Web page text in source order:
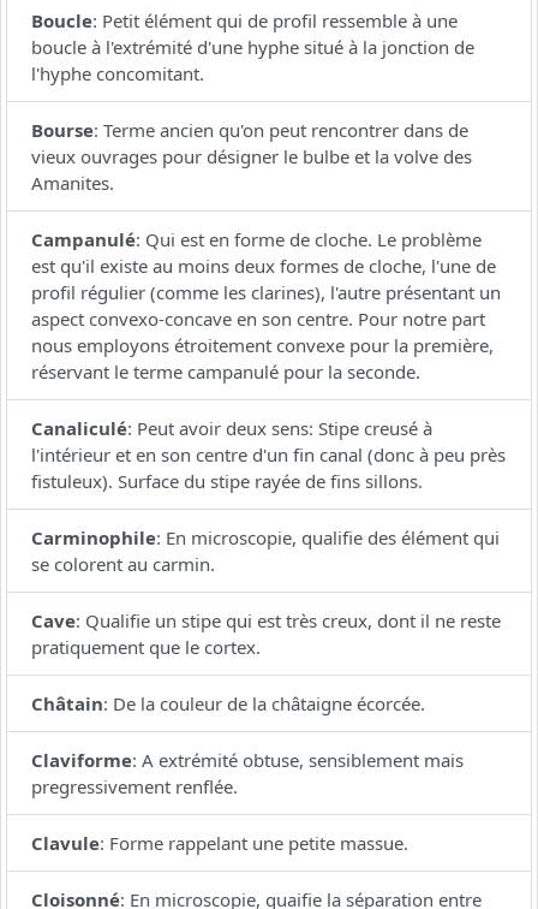
Boucle: Petit élément qui de profil ressemble à une
boucle à l'extrémité d'une hyphe situé à la jonction de
l'hyphe concomitant.
Bourse: Terme ancien qu'on peut rencontrer dans de
vieux ouvrages pour désigner le bulbe et la volve des
Amanites.
Campanulé: Qui est en forme de cloche. Le problème
est qu'il existe au moins deux formes de cloche, l'une de
profil régulier (comme les clarines), l'autre présentant un
aspect convexo-concave en son centre. Pour notre part
nous employons étroitement convexe pour la première,
réservant le terme campanulé pour la seconde.
Canaliculé: Peut avoir deux sens: Stipe creusé à
l'intérieur et en son centre d'un fin canal (donc à peu près
fistuleux). Surface du stipe rayée de fins sillons.
Carminophile: En microscopie, qualifie des élément qui
se colorent au carmin.
Cave: Qualifie un stipe qui est très creux, dont il ne reste
pratiquement que le cortex.
Châtain: De la couleur de la châtaigne écorcée.
Claviforme: A extrémité obtuse, sensiblement mais
pregressivement renflée.
Clavule: Forme rappelant une petite massue.
Cloisonné: En microscopie, quaifie la séparation entre